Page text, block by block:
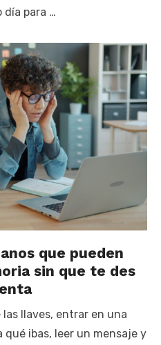
día para …
que pueden
sin que te des
llaves, entrar en una
ibas, leer un mensaje y